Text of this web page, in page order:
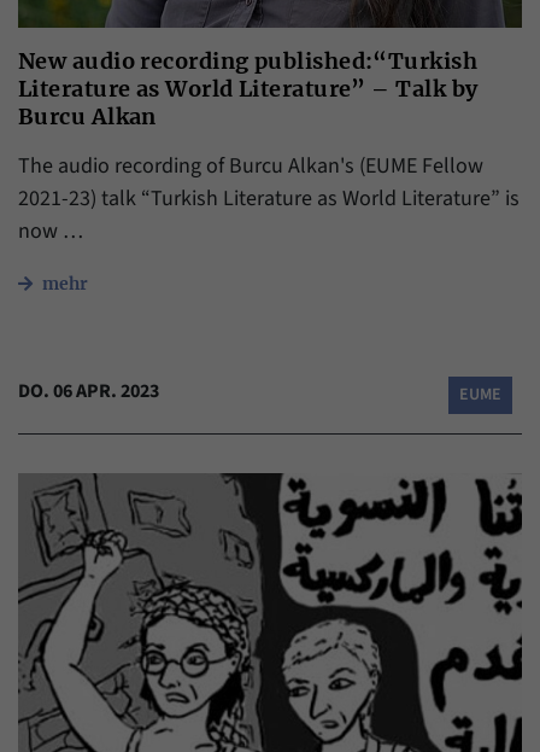
New audio recording published:“Turkish
Literature as World Literature” – Talk by
Burcu Alkan
The audio recording of Burcu Alkan's (EUME Fellow
2021-23) talk “Turkish Literature as World Literature” is
now …
mehr
DO. 06 APR. 2023 EUME